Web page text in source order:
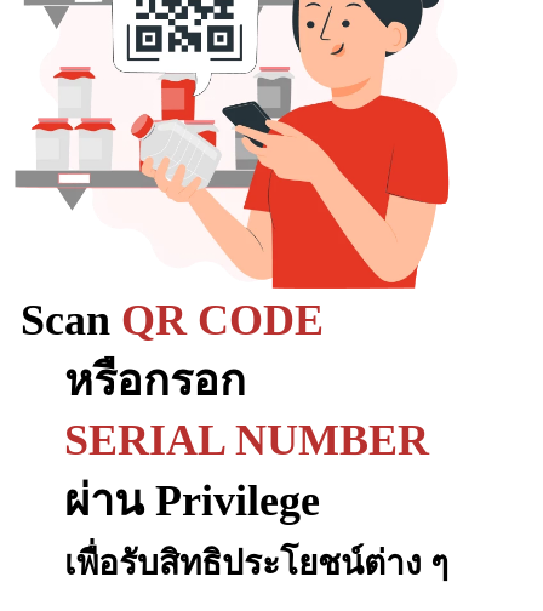
Scan QR CODE
หรือกรอก
SERIAL NUMBER
ผ่าน Privilege
เพื่อรับสิทธิประโยชน์ต่าง ๆ